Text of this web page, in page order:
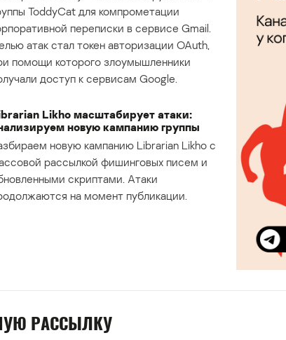
ToddyCat для компрометации
переписки в сервисе Gmail.
атак стал токен авторизации OAuth,
помощи которого злоумышленники
доступ к сервисам Google.
Likho масштабирует атаки:
новую кампанию группы
новую кампанию Librarian Likho с
рассылкой фишинговых писем и
скриптами. Атаки
на момент публикации.
РАССЫЛКУ